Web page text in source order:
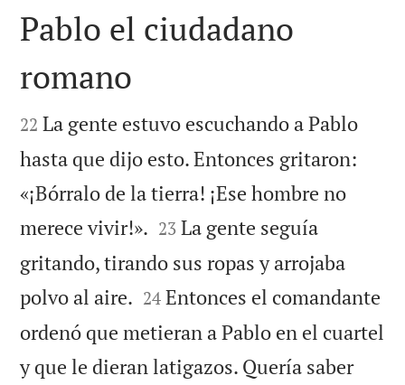

Pablo el ciudadano
romano

22 La gente estuvo escuchando a Pablo
hasta que dijo esto. Entonces gritaron:
«¡Bórralo de la tierra! ¡Ese hombre no
merece vivir!». 

23 La gente seguía
gritando, tirando sus ropas y arrojaba
polvo al aire. 

24 Entonces el comandante
ordenó que metieran a Pablo en el cuartel
y que le dieran latigazos. Quería saber